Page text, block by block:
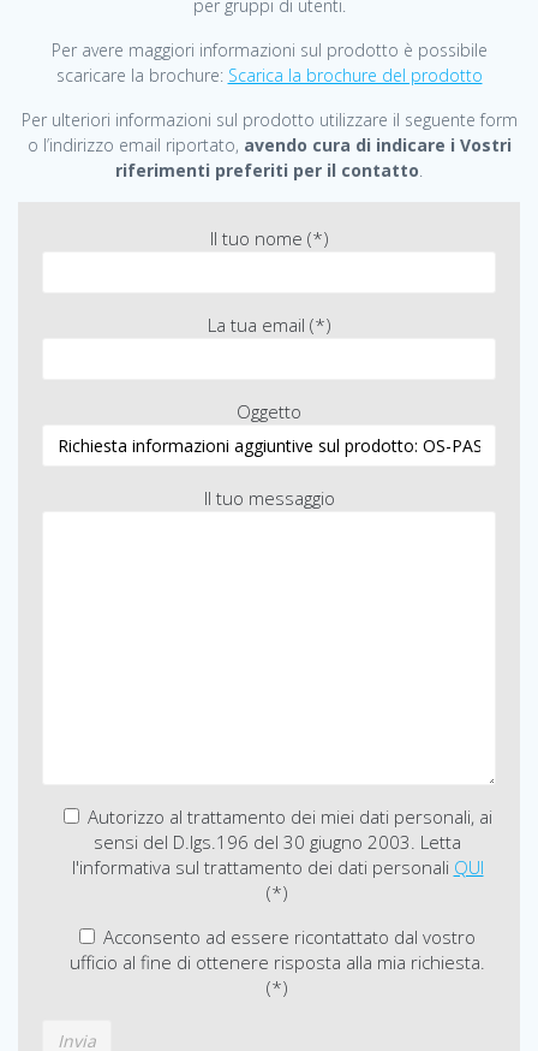
per gruppi di utenti.
Per avere maggiori informazioni sul prodotto è possibile
scaricare la brochure: Scarica la brochure del prodotto
Per ulteriori informazioni sul prodotto utilizzare il seguente form
o l’indirizzo email riportato, avendo cura di indicare i Vostri
riferimenti preferiti per il contatto.
Il tuo nome (*)
La tua email (*)
Oggetto
Il tuo messaggio
Autorizzo al trattamento dei miei dati personali, ai
sensi del D.lgs.196 del 30 giugno 2003. Letta
l'informativa sul trattamento dei dati personali QUI
(*)
Acconsento ad essere ricontattato dal vostro
ufficio al fine di ottenere risposta alla mia richiesta.
(*)